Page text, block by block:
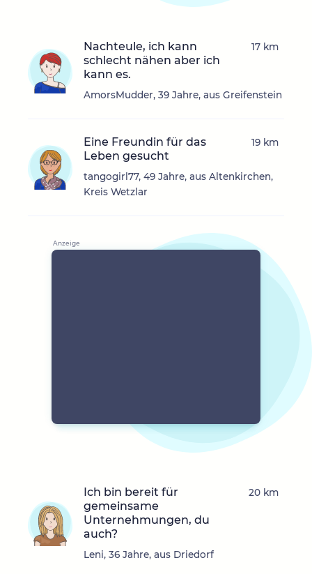
Nachteule, ich kann
schlecht nähen aber ich
kann es.
AmorsMudder, 39 Jahre, aus Greifenstein
17 km
Eine Freundin für das
Leben gesucht
tangogirl77, 49 Jahre, aus Altenkirchen,
Kreis Wetzlar
19 km
Ich bin bereit für
gemeinsame
Unternehmungen, du
auch?
Leni, 36 Jahre, aus Driedorf
20 km